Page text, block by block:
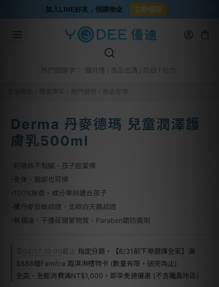
熱門關鍵字： 彌月禮 良品出清 防蚊
熱門選物 新品登場
Derma 丹麥德瑪 兒童潤澤護
膚乳500ml
-好吸收不黏膩，孩子超愛擦
-全身、臉部也可擦
-100%無香、成分單純適合孩子
-獲丹麥低敏認證、北歐白天鵝認證
-無精油、干擾荷爾蒙物質、Paraben類防腐劑
08/17 16:00截止 指定分類，【8/31前下單選擇全家】滿
$888贈Fami!ce 霜淇淋禮物卡 (數量有限，送完為止)
全店，全館消費滿NT$1,000，即享免運優惠 (不含離島地區)
加入LINE好友，領購物金 立即領取